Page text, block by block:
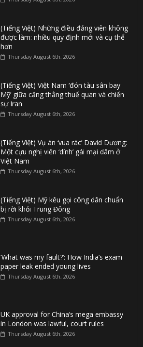
(Tiếng Việt) Những điều đảng viên không
được làm: nhiều quy định mới và cụ thể
hơn
Thursday August 6th, 2026
(Tiếng Việt) Việt Nam ‘đón tàu sân bay
Mỹ’ giữa căng thẳng thuế quan và chiến
sự Iran
Thursday August 6th, 2026
(Tiếng Việt) Vụ án ‘vua rác’ David Dương:
Một cựu nghị viên ‘dính’ gái mại dâm ở
Việt Nam
Thursday August 6th, 2026
(Tiếng Việt) Mỹ kêu gọi công dân chuẩn
bị rời khỏi Trung Đông
Thursday August 6th, 2026
‘What was my fault?’: How India’s exam
paper leak ended young lives
Thursday August 6th, 2026
UK approval for China’s mega embassy
in London was lawful, court rules
Thursday August 6th, 2026